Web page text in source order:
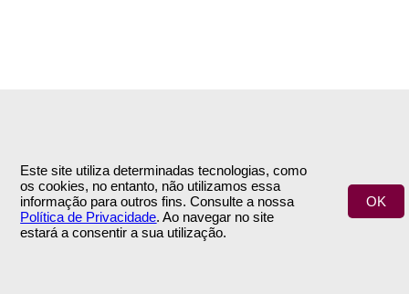
Este site utiliza determinadas tecnologias, como
os cookies, no entanto, não utilizamos essa
informação para outros fins. Consulte a nossa
Política de Privacidade. Ao navegar no site
estará a consentir a sua utilização.
OK
Empresa
Termos e Condições
Política de Privacidade
Contactos
Encomendas & Pagamentos
Envio
Trocas & Devoluções